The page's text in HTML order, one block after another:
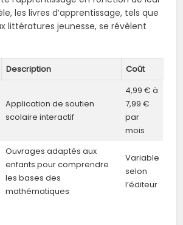
les livres d’apprentissage, tels que
littératures jeunesse, se révèlent
Description Coût
Application de soutien
scolaire interactif
4,99 € à
7,99 €
par
mois
Ouvrages adaptés aux
enfants pour comprendre
les bases des
mathématiques
Variable
selon
l’éditeur